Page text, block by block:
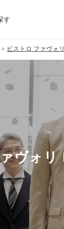
す
ビストロ ファヴォ
ヴォリ